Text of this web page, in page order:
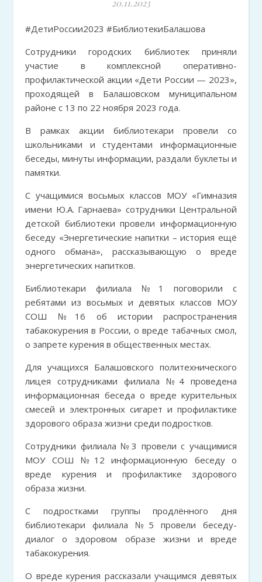
20.11.2023
#ДетиРоссии2023 #БиблиотекиБалашова
Сотрудники городских библиотек приняли
участие в комплексной оперативно-
профилактической акции «Дети России — 2023»,
проходящей в Балашовском муниципальном
районе с 13 по 22 ноября 2023 года.
В рамках акции библиотекари провели со
школьниками и студентами информационные
беседы, минуты информации, раздали буклеты и
памятки.
С учащимися восьмых классов МОУ «Гимназия
имени Ю.А. Гарнаева» сотрудники Центральной
детской библиотеки провели информационную
беседу «Энергетические напитки – история ещё
одного обмана», рассказывающую о вреде
энергетических напитков.
Библиотекари филиала №1 поговорили с
ребятами из восьмых и девятых классов МОУ
СОШ №16 об истории распространения
табакокурения в России, о вреде табачных смол,
о запрете курения в общественных местах.
Для учащихся Балашовского политехнического
лицея сотрудниками филиала №4 проведена
информационная беседа о вреде курительных
смесей и электронных сигарет и профилактике
здорового образа жизни среди подростков.
Сотрудники филиала №3 провели с учащимися
МОУ СОШ №12 информационную беседу о
вреде курения и профилактике здорового
образа жизни.
С подростками группы продлённого дня
библиотекари филиала №5 провели беседу-
диалог о здоровом образе жизни и вреде
табакокурения.
О вреде курения рассказали учащимся девятых